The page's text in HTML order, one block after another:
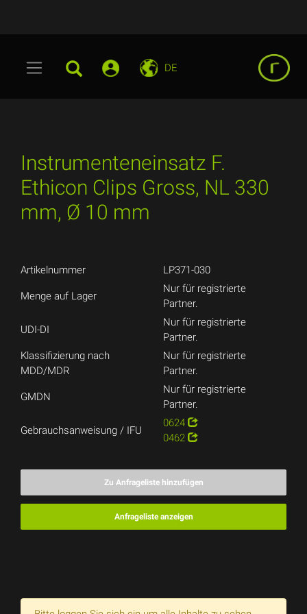
DE
Instrumenteneinsatz F.
Ethicon Clips Gross, NL 330
mm, Ø 10 mm
Artikelnummer LP371-030
Menge auf Lager
Nur für registrierte
Partner.
UDI-DI
Nur für registrierte
Partner.
Klassifizierung nach
MDD/MDR
Nur für registrierte
Partner.
GMDN
Nur für registrierte
Partner.
Gebrauchsanweisung / IFU
0624
0462
Zu Anfrageliste hinzufügen
Anfrageliste anzeigen